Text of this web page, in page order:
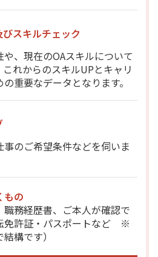
スキルチェック
、現在のOAスキルについて
れからのスキルUPとキャリ
重要なデータとなります。
事のご希望条件などを伺いま
もの
務経歴書、ご本人が確認で
免許証・パスポートなど ※
構です）